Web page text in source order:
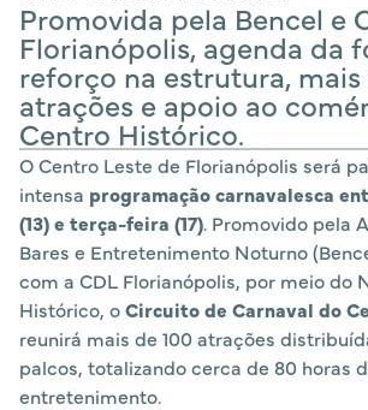
Promovida pela Bencel e
Florianópolis, agenda da
reforço na estrutura, mais
atrações e apoio ao
Centro Histórico.
O Centro Leste de Florianópolis será
intensa programação carnavalesca
(13) e terça-feira (17). Promovido pela
Bares e Entretenimento Noturno
com a CDL Florianópolis, por meio do
Histórico, oCircuito de Carnaval do
reunirá mais de 100 atrações
palcos, totalizando cerca de 80 horas
entretenimento.